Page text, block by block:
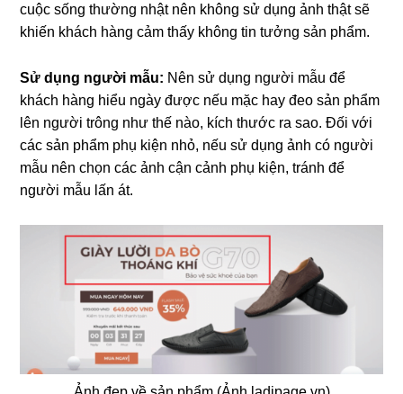
cuộc sống thường nhật nên không sử dụng ảnh thật sẽ
khiến khách hàng cảm thấy không tin tưởng sản phẩm.
Sử dụng người mẫu: Nên sử dụng người mẫu để
khách hàng hiểu ngày được nếu mặc hay đeo sản phẩm
lên người trông như thế nào, kích thước ra sao. Đối với
các sản phẩm phụ kiện nhỏ, nếu sử dụng ảnh có người
mẫu nên chọn các ảnh cận cảnh phụ kiện, tránh để
người mẫu lấn át.